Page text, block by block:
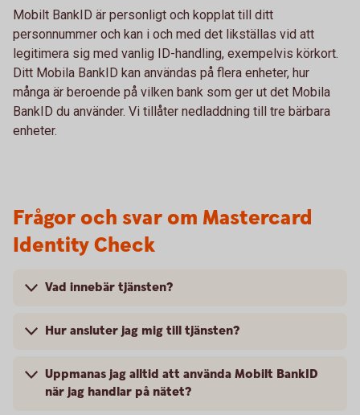
Mobilt BankID är personligt och kopplat till ditt
personnummer och kan i och med det likställas vid att
legitimera sig med vanlig ID-handling, exempelvis körkort.
Ditt Mobila BankID kan användas på flera enheter, hur
många är beroende på vilken bank som ger ut det Mobila
BankID du använder. Vi tillåter nedladdning till tre bärbara
enheter.
Frågor och svar om Mastercard
Identity Check
Vad innebär tjänsten?
Hur ansluter jag mig till tjänsten?
Uppmanas jag alltid att använda Mobilt BankID
när jag handlar på nätet?